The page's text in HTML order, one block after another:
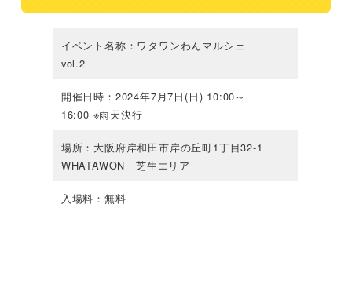
イベント名称：ワタワンわんマルシェ
vol.2
開催日時：2024年7月7日(日) 10:00～
16:00 ※雨天決行
場所：大阪府岸和田市岸の丘町1丁目32-1
WHATAWON 芝生エリア
入場料：無料